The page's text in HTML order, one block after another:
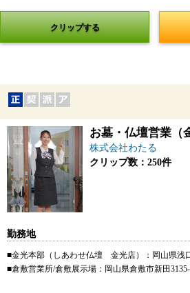
クリップする
お墓・仏壇営業（
株式会社わたる
クリップ数：250件
勤務地
■金光本部（しあわせ仏壇 金光店）：岡山
■倉敷営業所/倉敷展示場：岡山県倉敷市新田